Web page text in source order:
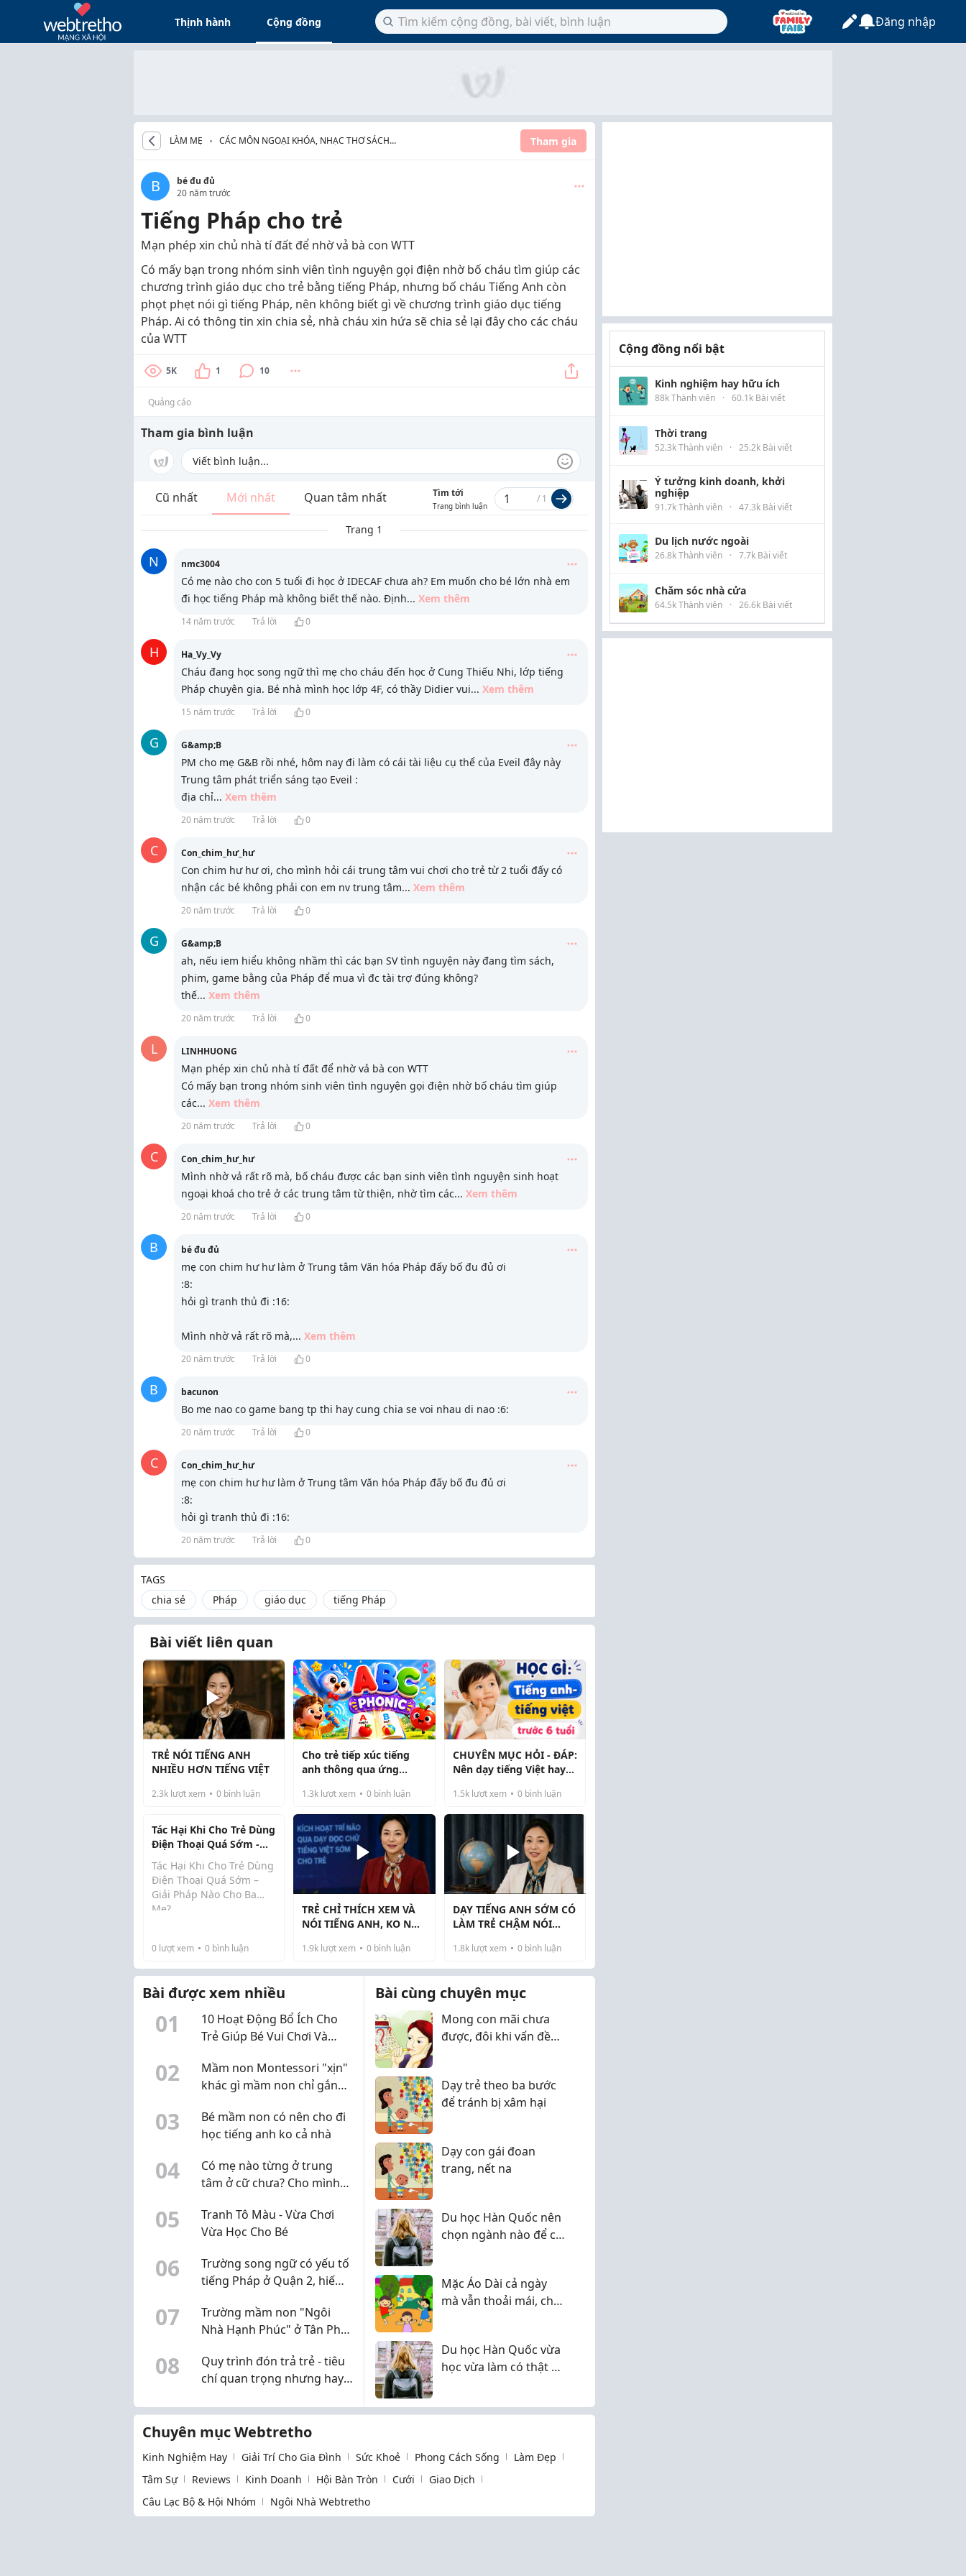
Thịnh hành Cộng đồng Đăng nhập
LÀM MẸ
CÁC MÔN NGOẠI KHÓA, NHẠC THƠ SÁCH
Tham gia
B
bé đu đủ
20 năm trước
Tiếng Pháp cho trẻ
Mạn phép xin chủ nhà tí đất để nhờ vả bà con WTT
Có mấy bạn trong nhóm sinh viên tình nguyện gọi điện nhờ bố cháu tìm giúp các
chương trình giáo dục cho trẻ bằng tiếng Pháp, nhưng bố cháu Tiếng Anh còn
phọt phẹt nói gì tiếng Pháp, nên không biết gì về chương trình giáo dục tiếng
Pháp. Ai có thông tin xin chia sẻ, nhà cháu xin hứa sẽ chia sẻ lại đây cho các cháu
của WTT
5K 1 10
Quảng cáo
Tham gia bình luận
Cũ nhất Mới nhất Quan tâm nhất Tìm tới
Trang bình luận
/ 1
Trang 1
N nmc3004
Có mẹ nào cho con 5 tuổi đi học ở IDECAF chưa ah? Em muốn cho bé lớn nhà em
đi học tiếng Pháp mà không biết thế nào. Định... Xem thêm
14 năm trước Trả lời 0
H Ha_Vy_Vy
Cháu đang học song ngữ thì mẹ cho cháu đến học ở Cung Thiếu Nhi, lớp tiếng
Pháp chuyên gia. Bé nhà mình học lớp 4F, có thầy Didier vui... Xem thêm
15 năm trước Trả lời 0
G G&amp;B
PM cho mẹ G&B rồi nhé, hôm nay đi làm có cái tài liệu cụ thể của Eveil đây này
Trung tâm phát triển sáng tạo Eveil :
địa chỉ... Xem thêm
20 năm trước Trả lời 0
C Con_chim_hư_hư
Con chim hư hư ơi, cho mình hỏi cái trung tâm vui chơi cho trẻ từ 2 tuổi đấy có
nhận các bé không phải con em nv trung tâm... Xem thêm
20 năm trước Trả lời 0
G G&amp;B
ah, nếu iem hiểu không nhầm thì các bạn SV tình nguyện này đang tìm sách,
phim, game bằng của Pháp để mua vì đc tài trợ đúng không?
thế... Xem thêm
20 năm trước Trả lời 0
L LINHHUONG
Mạn phép xin chủ nhà tí đất để nhờ vả bà con WTT
Có mấy bạn trong nhóm sinh viên tình nguyện gọi điện nhờ bố cháu tìm giúp
các... Xem thêm
20 năm trước Trả lời 0
C Con_chim_hư_hư
Mình nhờ vả rất rõ mà, bố cháu được các bạn sinh viên tình nguyện sinh hoạt
ngoại khoá cho trẻ ở các trung tâm từ thiện, nhờ tìm các... Xem thêm
20 năm trước Trả lời 0
B bé đu đủ
mẹ con chim hư hư làm ở Trung tâm Văn hóa Pháp đấy bố đu đủ ơi
:8:
hỏi gì tranh thủ đi :16:
Mình nhờ vả rất rõ mà,... Xem thêm
20 năm trước Trả lời 0
B bacunon
Bo me nao co game bang tp thi hay cung chia se voi nhau di nao :6:
20 năm trước Trả lời 0
C Con_chim_hư_hư
mẹ con chim hư hư làm ở Trung tâm Văn hóa Pháp đấy bố đu đủ ơi
:8:
hỏi gì tranh thủ đi :16:
20 năm trước Trả lời 0
TAGS
chia sẻ
Pháp giáo dục tiếng Pháp
Bài viết liên quan
TRẺ NÓI TIẾNG ANH
NHIỀU HƠN TIẾNG VIỆT
2.3k lượt xem 0 bình luận
Cho trẻ tiếp xúc tiếng
anh thông qua ứng
1.3k lượt xem 0 bình luận
CHUYÊN MỤC HỎI - ĐÁP:
Nên dạy tiếng Việt hay
dưới 6 tuổi?
1.5klượt xem 0bình luận
Tác Hại Khi Cho Trẻ Dùng
Điện Thoại Quá Sớm -
Giải Pháp Nào Cho Ba
Mẹ?
Tác Hại Khi Cho Trẻ Dùng
Điện Thoại Quá Sớm –
Giải Pháp Nào Cho Ba
Mẹ?
xúc điện thoại quá sớm
Ngày nay, không khó để
bắt gặp hình ảnh những
đứa trẻ mới 2-3 tuổi đã
thành thạo thao...
0 lượt xem 0 bình luận
TRẺ CHỈ THÍCH XEM VÀ
NÓI TIẾNG ANH, KO NÓI
1.9k lượt xem 0 bình luận
DẠY TIẾNG ANH SỚM CÓ
LÀM TRẺ CHẬM NÓI
1.8klượt xem 0bình luận
Bài được xem nhiều
01
10 Hoạt Động Bổ Ích Cho
Trẻ Giúp Bé Vui Chơi Và
02
Mầm non Montessori "xịn"
khác gì mầm non chỉ gắn
03
Bé mầm non có nên cho đi
học tiếng anh ko cả nhà
04
Có mẹ nào từng ở trung
tâm ở cữ chưa? Cho mình
05
Tranh Tô Màu - Vừa Chơi
Vừa Học Cho Bé
06
Trường song ngữ có yếu tố
tiếng Pháp ở Quận 2, hiếm
07
Trường mầm non "Ngôi
Nhà Hạnh Phúc" ở Tân Phú,
08
Quy trình đón trả trẻ - tiêu
chí quan trọng nhưng hay
Bài cùng chuyên mục
Mong con mãi chưa
được, đôi khi vấn đề
TRÙNG
Dạy trẻ theo ba bước
để tránh bị xâm hại
Dạy con gái đoan
trang, nết na
Du học Hàn Quốc nên
chọn ngành nào để có
Mặc Áo Dài cả ngày
mà vẫn thoải mái, chị
Du học Hàn Quốc vừa
học vừa làm có thật sự
Chuyên mục Webtretho
Kinh Nghiệm Hay Giải Trí Cho Gia Đình Sức Khoẻ Phong Cách Sống
Làm Đẹp
Tâm Sự
Reviews Kinh Doanh Hội Bàn Tròn Cưới
Giao Dịch
Câu Lạc Bộ & Hội Nhóm
Ngôi Nhà Webtretho
Cộng đồng nổi bật
Kinh nghiệm hay hữu ích
88k Thành viên · 60.1k Bài viết
Thời trang
52.3k Thành viên · 25.2k Bài viết
Ý tưởng kinh doanh, khởi
nghiệp
91.7k Thành viên · 47.3k Bài viết
Du lịch nước ngoài
26.8k Thành viên · 7.7k Bài viết
Chăm sóc nhà cửa
64.5k Thành viên · 26.6k Bài viết